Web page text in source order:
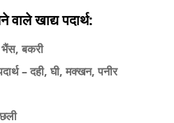
खाद्य पदार्थ:
बकरी
– दही, घी, मक्खन, पनीर